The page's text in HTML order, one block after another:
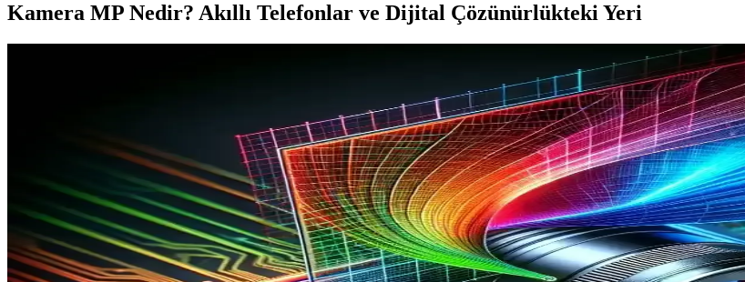
Kamera MP Nedir? Akıllı Telefonlar ve Dijital Çözünürlükteki Yeri